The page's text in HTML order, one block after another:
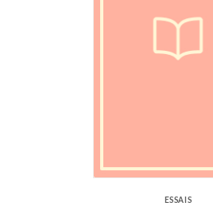
ESSAIS